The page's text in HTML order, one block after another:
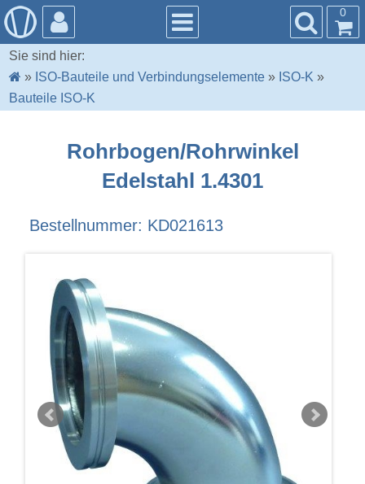
0
Sie sind hier:
» ISO-Bauteile und Verbindungselemente » ISO-K »
Bauteile ISO-K
Rohrbogen/Rohrwinkel
Edelstahl 1.4301
Bestellnummer: KD021613